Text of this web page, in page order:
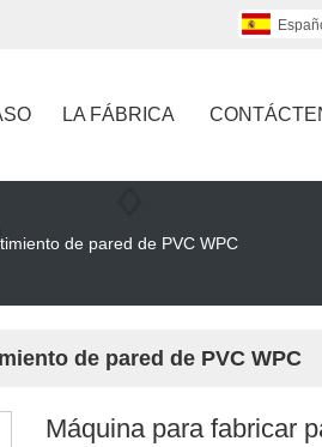
LA FÁBRICA
de pared de PVC WPC
de pared de PVC WPC
Máquina para fabricar